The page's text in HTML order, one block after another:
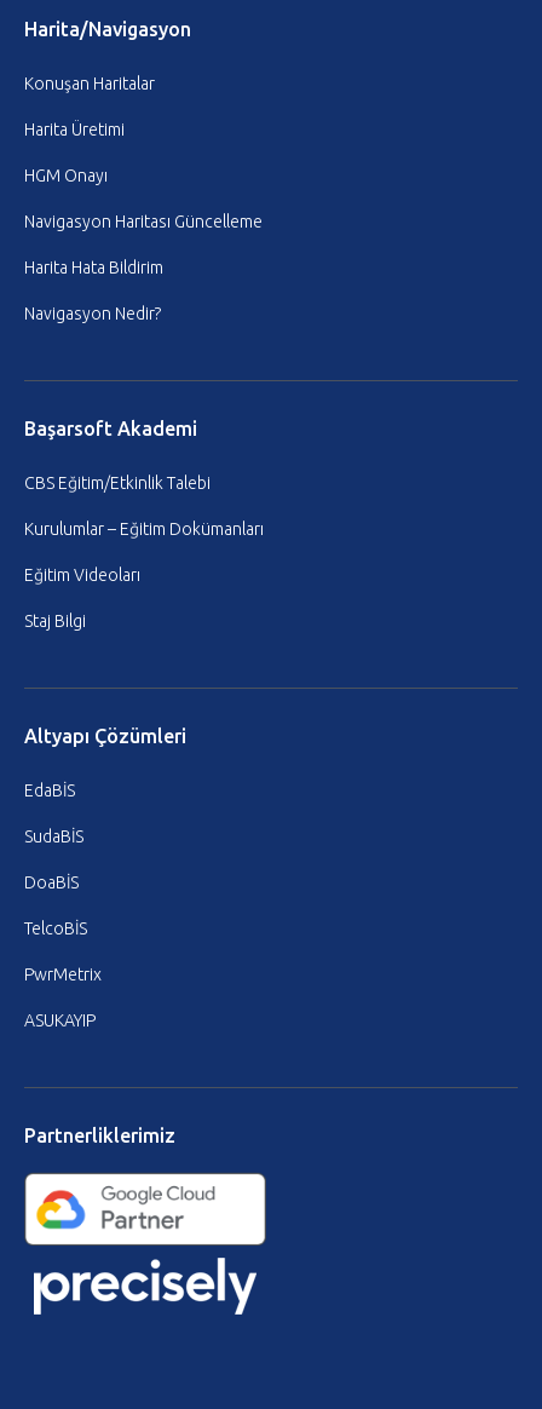
Harita/Navigasyon
Konuşan Haritalar
Harita Üretimi
HGM Onayı
Navigasyon Haritası Güncelleme
Harita Hata Bildirim
Navigasyon Nedir?
Başarsoft Akademi
CBS Eğitim/Etkinlik Talebi
Kurulumlar – Eğitim Dokümanları
Eğitim Videoları
Staj Bilgi
Altyapı Çözümleri
EdaBİS
SudaBİS
DoaBİS
TelcoBİS
PwrMetrix
ASUKAYIP
Partnerliklerimiz